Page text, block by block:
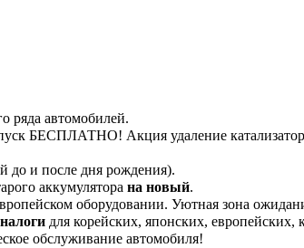
ряда автомобилей.
БЕСПЛАТНО! Акция удаление
до и после дня рождения).
аккумулятора на новый.
оборудовании. Уютная зона
для корейских, японских, европейских,
обслуживание автомобиля!